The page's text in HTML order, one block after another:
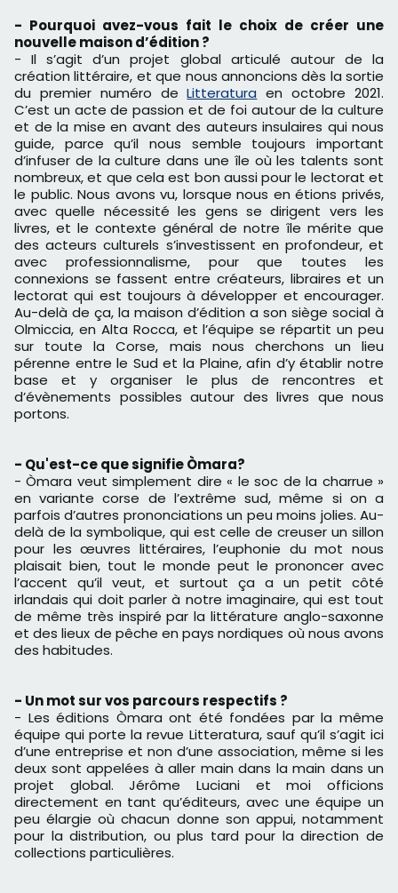
- Pourquoi avez-vous fait le choix de créer une
nouvelle maison d’édition ?
- Il s’agit d’un projet global articulé autour de la
création littéraire, et que nous annoncions dès la sortie
du premier numéro deLitteratura en octobre 2021.
C’est un acte de passion et de foi autour de la culture
et de la mise en avant des auteurs insulaires qui nous
guide, parce qu’il nous semble toujours important
d’infuser de la culture dans une île où les talents sont
nombreux, et que cela est bon aussi pour le lectorat et
le public. Nous avons vu, lorsque nous en étions privés,
avec quelle nécessité les gens se dirigent vers les
livres, et le contexte général de notre île mérite que
des acteurs culturels s’investissent en profondeur, et
avec professionnalisme, pour que toutes les
connexions se fassent entre créateurs, libraires et un
lectorat qui est toujours à développer et encourager.
Au-delà de ça, la maison d’édition a son siège social à
Olmiccia, en Alta Rocca, et l’équipe se répartit un peu
sur toute la Corse, mais nous cherchons un lieu
pérenne entre le Sud et la Plaine, afin d’y établir notre
base et y organiser le plus de rencontres et
d’évènements possibles autour des livres que nous
portons.
- Qu'est-ce que signifie Òmara?
- Òmara veut simplement dire « le soc de la charrue »
en variante corse de l’extrême sud, même si on a
parfois d’autres prononciations un peu moins jolies. Au-
delà de la symbolique, qui est celle de creuser un sillon
pour les œuvres littéraires, l’euphonie du mot nous
plaisait bien, tout le monde peut le prononcer avec
l’accent qu’il veut, et surtout ça a un petit côté
irlandais qui doit parler à notre imaginaire, qui est tout
de même très inspiré par la littérature anglo-saxonne
et des lieux de pêche en pays nordiques où nous avons
des habitudes.
- Un mot sur vos parcours respectifs ?
- Les éditions Òmara ont été fondées par la même
équipe qui porte la revue Litteratura, sauf qu’il s’agit ici
d’une entreprise et non d’une association, même si les
deux sont appelées à aller main dans la main dans un
projet global. Jérôme Luciani et moi officions
directement en tant qu’éditeurs, avec une équipe un
peu élargie où chacun donne son appui, notamment
pour la distribution, ou plus tard pour la direction de
collections particulières.